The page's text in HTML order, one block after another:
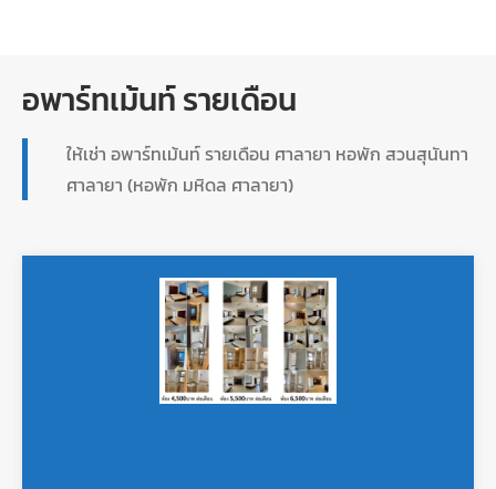
อพาร์ทเม้นท์ รายเดือน
ให้เช่า อพาร์ทเม้นท์ รายเดือน ศาลายา หอพัก สวนสุนันทา
ศาลายา (หอพัก มหิดล ศาลายา)